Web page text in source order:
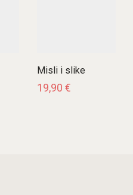
Misli i slike
19,90 €